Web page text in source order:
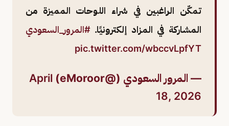
تمكّن الراغبين في شراء اللوحات المميزة من
المشاركة في المزاد إلكترونيًا. #المرور_السعودي
pic.twitter.com/wbccvLpfYT
— المرور السعودي (@eMoroor)
April
18, 2026